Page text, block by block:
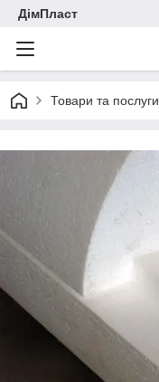
ДімПласт
Товари та послуги